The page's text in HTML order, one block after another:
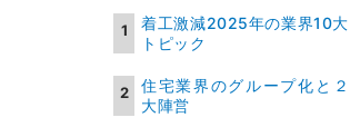
着工激減2025年の業界10大
トピック
住宅業界のグループ化と２
大陣営